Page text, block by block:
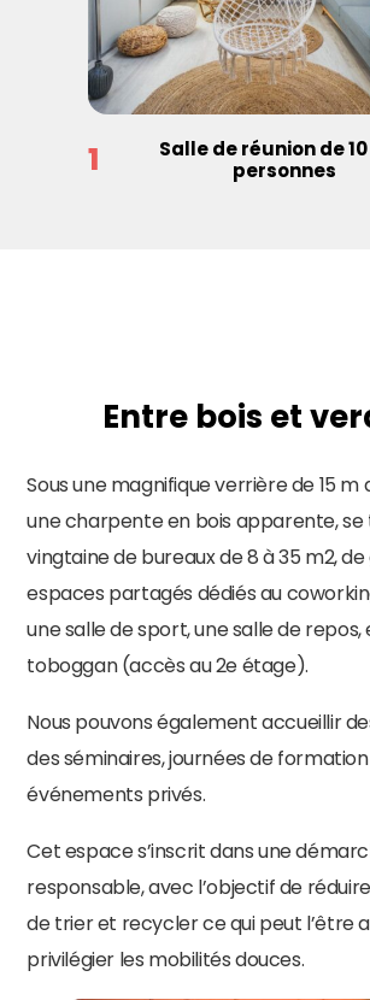
1
Salle de réunion de
personnes
Entre bois et
Sous une magnifique verrière de 15
une charpente en bois apparente, se
vingtaine de bureaux de 8 à 35 m2,
espaces partagés dédiés au
une salle de sport, une salle de
toboggan (accès au 2e étage).
Nous pouvons également accueillir
des séminaires, journées de formation
événements privés.
Cet espace s’inscrit dans une
responsable, avec l’objectif de
de trier et recycler ce qui peut l’être
privilégier les mobilités douces.